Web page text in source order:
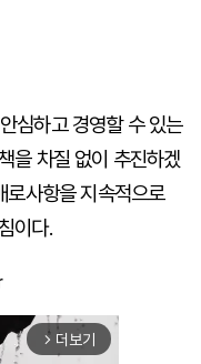
심하고 경영할 수 있는
을 차질 없이 추진하겠
로사항을 지속적으로
이다.
arrow_forward_ios 더보기